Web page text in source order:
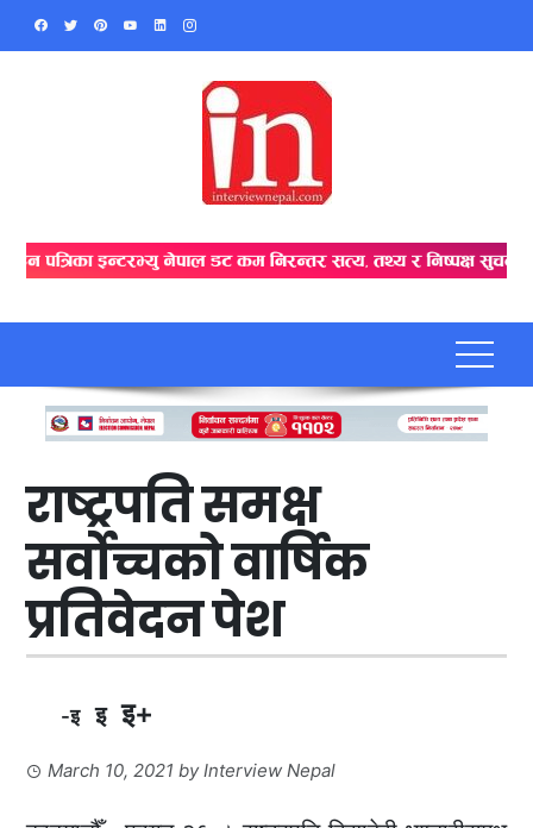
Skip
राष्ट्रपति समक्ष
सर्वोच्चको वार्षिक
प्रतिवेदन पेश
-इ इ इ+
March 10, 2021 byInterview Nepal